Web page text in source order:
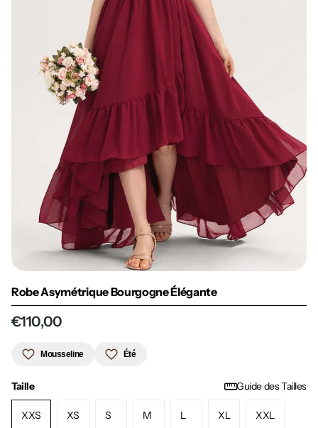
Robe Asymétrique Bourgogne Élégante
€110,00
Mousseline Été
Taille Guide des Tailles
XXS XS S M L XL XXL